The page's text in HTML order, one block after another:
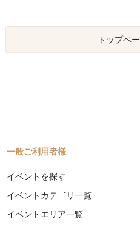
トップペ
一般ご利用者様
イベントを探す
イベントカテゴリ一覧
イベントエリア一覧